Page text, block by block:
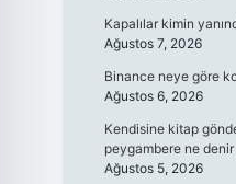
Kapalılar kimin
Ağustos 7, 2026
Binance neye göre
Ağustos 6, 2026
Kendisine kitap
peygambere ne denir
Ağustos 5, 2026